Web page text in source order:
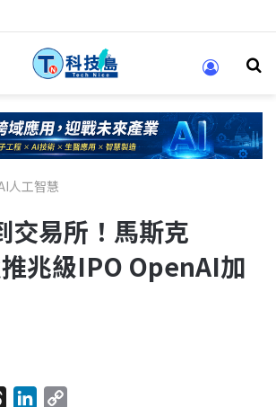
，就到TECH+ 科技專區!
人工智慧
交易所！馬斯克
兆級IPO OpenAI加